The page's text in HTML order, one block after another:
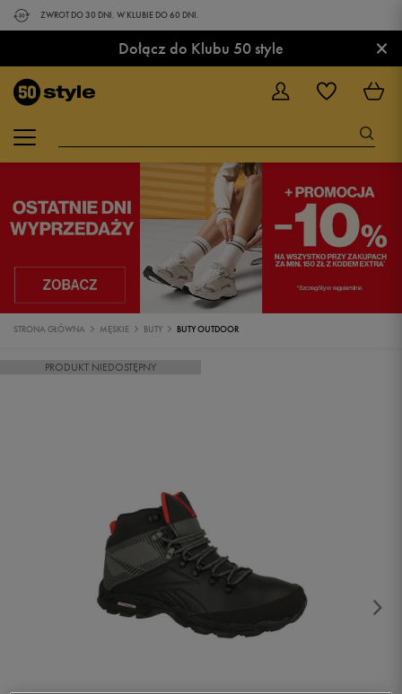
ZWROT DO 30 DNI. W KLUBIE DO 60 DNI.
Dołącz do Klubu 50 style ×
STRONA GŁÓWNA MĘSKIE BUTY BUTY OUTDOOR
PRODUKT NIEDOSTĘPNY